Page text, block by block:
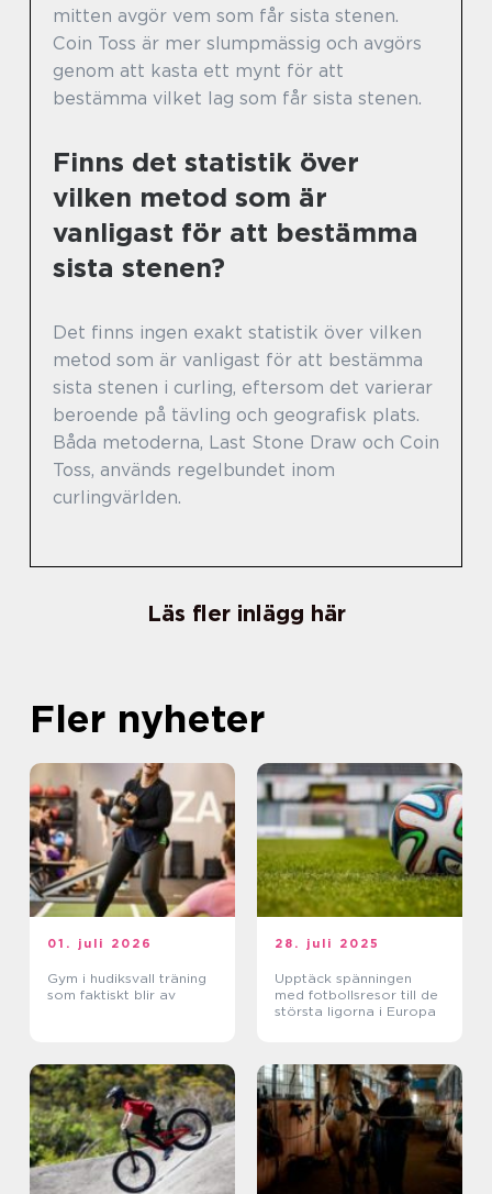
mitten avgör vem som får sista stenen.
Coin Toss är mer slumpmässig och avgörs
genom att kasta ett mynt för att
bestämma vilket lag som får sista stenen.
Finns det statistik över
vilken metod som är
vanligast för att bestämma
sista stenen?
Det finns ingen exakt statistik över vilken
metod som är vanligast för att bestämma
sista stenen i curling, eftersom det varierar
beroende på tävling och geografisk plats.
Båda metoderna, Last Stone Draw och Coin
Toss, används regelbundet inom
curlingvärlden.
Läs fler inlägg här
Fler nyheter
01. juli 2026
Gym i hudiksvall träning
som faktiskt blir av
28. juli 2025
Upptäck spänningen
med fotbollsresor till de
största ligorna i Europa